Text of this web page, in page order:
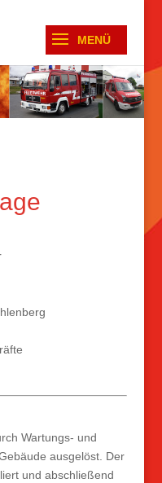
Wartungs- und
ausgelöst. Der
und abschließend